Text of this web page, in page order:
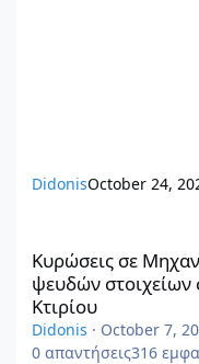
DidonisOctober 24,
Κυρώσεις σε
ψευδών στοιχείων
Κτιρίου
Didonis · October 7,
0 απαντήσεις316